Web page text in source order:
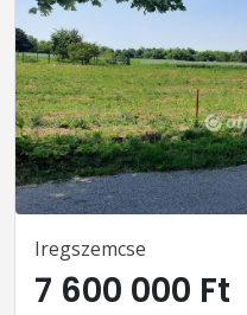
Iregszemcse
7 600 000 Ft